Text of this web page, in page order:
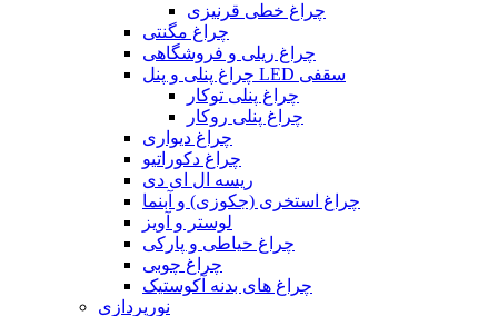
چراغ خطی قرنیزی
چراغ مگنتی
چراغ ریلی و فروشگاهی
چراغ پنلی و پنل LED سقفی
چراغ پنلی توکار
چراغ پنلی روکار
چراغ دیواری
چراغ دکوراتیو
ریسه ال ای دی
چراغ استخری (جکوزی) و آبنما
لوستر و آویز
چراغ حیاطی و پارکی
چراغ چوبی
چراغ های بدنه آکوستیک
نورپردازی